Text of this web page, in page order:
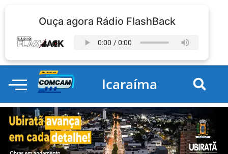
Ouça agora Rádio FlashBack
Icaraíma